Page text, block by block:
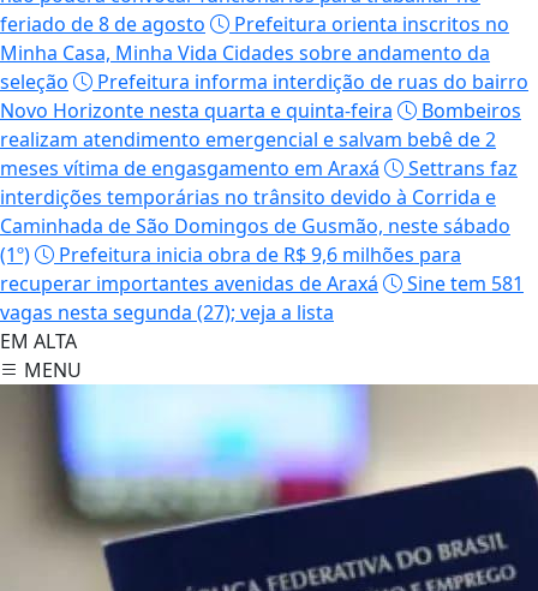
feriado de 8 de agosto
Prefeitura orienta inscritos no
Minha Casa, Minha Vida Cidades sobre andamento da
seleção
Prefeitura informa interdição de ruas do bairro
Novo Horizonte nesta quarta e quinta-feira
Bombeiros
realizam atendimento emergencial e salvam bebê de 2
meses vítima de engasgamento em Araxá
Settrans faz
interdições temporárias no trânsito devido à Corrida e
Caminhada de São Domingos de Gusmão, neste sábado
(1º)
Prefeitura inicia obra de R$ 9,6 milhões para
recuperar importantes avenidas de Araxá
Sine tem 581
vagas nesta segunda (27); veja a lista
EM ALTA
MENU